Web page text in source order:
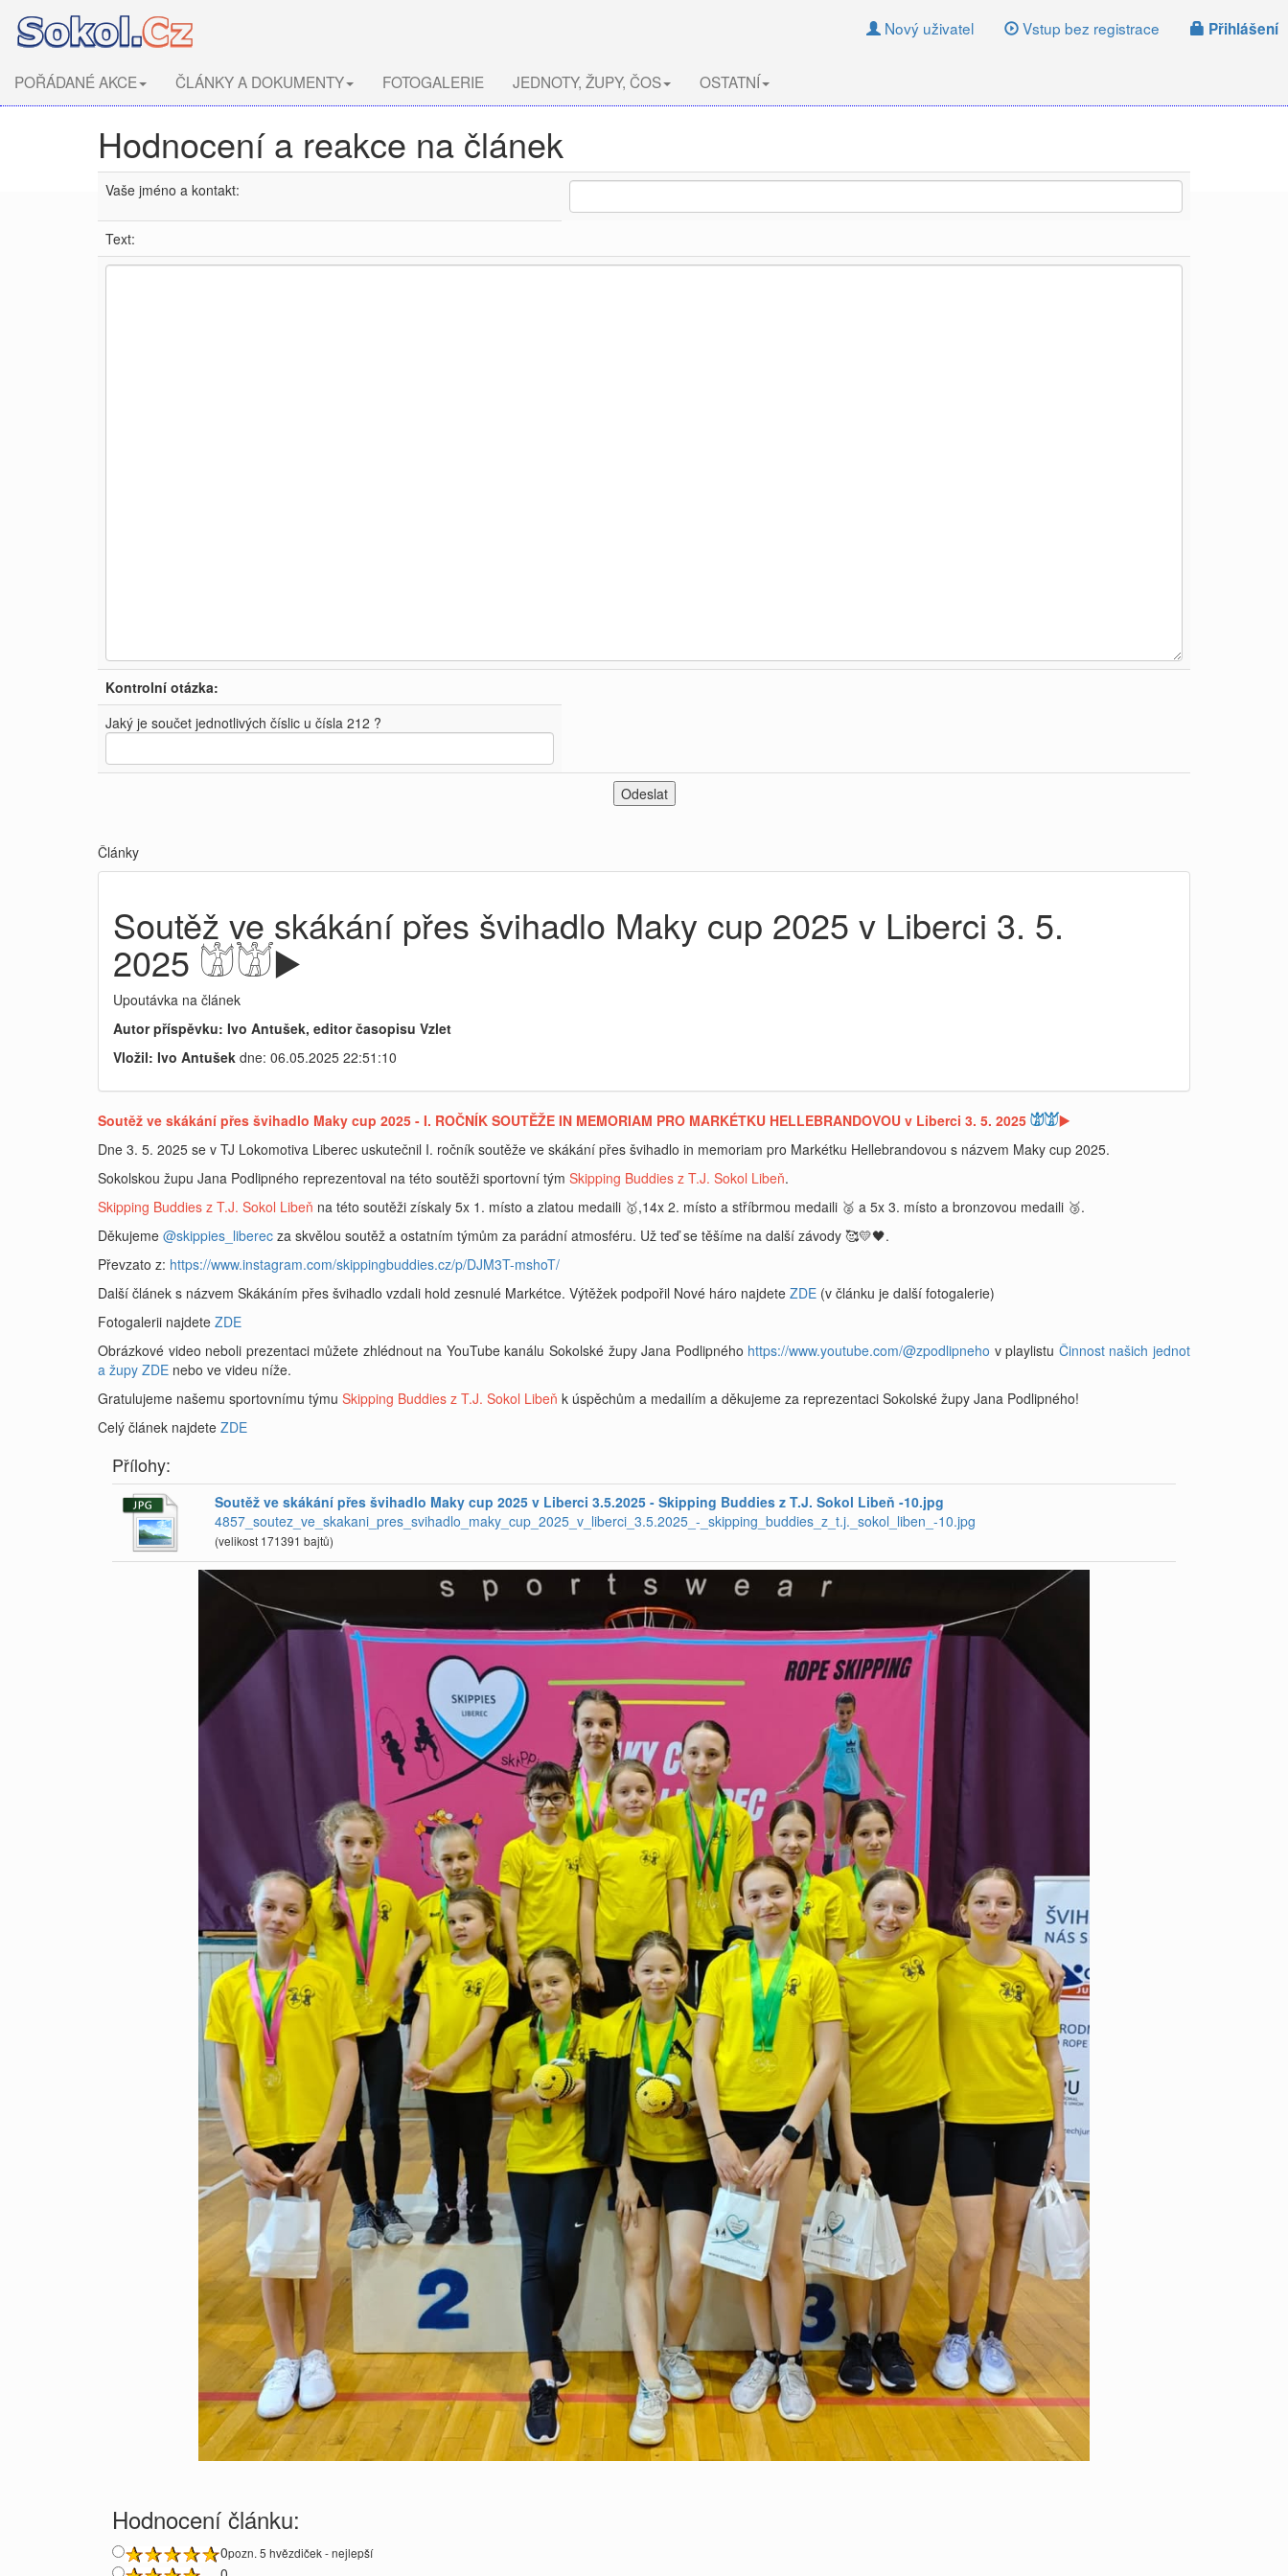
Nový uživatel Vstup bez registrace Přihlášení
POŘÁDANÉ AKCE ČLÁNKY A DOKUMENTY FOTOGALERIE JEDNOTY, ŽUPY, ČOS OSTATNÍ
Hodnocení a reakce na článek
Vaše jméno a kontakt:
Text:
Kontrolní otázka:
Jaký je součet jednotlivých číslic u čísla 212 ?
Články
Soutěž ve skákání přes švihadlo Maky cup 2025 v Liberci 3. 5.
2025 𓀪𓀫▶️
Upoutávka na článek
Autor příspěvku: Ivo Antušek, editor časopisu Vzlet
Vložil: Ivo Antušek dne: 06.05.2025 22:51:10
Soutěž ve skákání přes švihadlo Maky cup 2025 - I. ROČNÍK SOUTĚŽE IN MEMORIAM PRO MARKÉTKU HELLEBRANDOVOU v Liberci 3. 5. 2025 𓀪𓀫▶️
Dne 3. 5. 2025 se v TJ Lokomotiva Liberec uskutečnil I. ročník soutěže ve skákání přes švihadlo in memoriam pro Markétku Hellebrandovou s názvem Maky cup 2025.
Sokolskou župu Jana Podlipného reprezentoval na této soutěži sportovní tým Skipping Buddies z T.J. Sokol Libeň.
Skipping Buddies z T.J. Sokol Libeň na této soutěži získaly 5x 1. místo a zlatou medaili 🥇,14x 2. místo a stříbrmou medaili 🥈 a 5x 3. místo a bronzovou medaili 🥉.
Děkujeme @skippies_liberec za skvělou soutěž a ostatním týmům za parádní atmosféru. Už teď se těšíme na další závody 🥰💛🖤.
Převzato z: https://www.instagram.com/skippingbuddies.cz/p/DJM3T-mshoT/
Další článek s názvem Skákáním přes švihadlo vzdali hold zesnulé Markétce. Výtěžek podpořil Nové háro najdete ZDE (v článku je další fotogalerie)
Fotogalerii najdete ZDE
Obrázkové video neboli prezentaci můžete zhlédnout na YouTube kanálu Sokolské župy Jana Podlipného https://www.youtube.com/@zpodlipneho v playlistu Činnost našich jednot
a župy ZDE nebo ve videu níže.
Gratulujeme našemu sportovnímu týmu Skipping Buddies z T.J. Sokol Libeň k úspěchům a medailím a děkujeme za reprezentaci Sokolské župy Jana Podlipného!
Celý článek najdete ZDE
Přílohy:
Soutěž ve skákání přes švihadlo Maky cup 2025 v Liberci 3.5.2025 - Skipping Buddies z T.J. Sokol Libeň -10.jpg
4857_soutez_ve_skakani_pres_svihadlo_maky_cup_2025_v_liberci_3.5.2025_-_skipping_buddies_z_t.j._sokol_liben_-10.jpg
(velikost 171391 bajtů)
Hodnocení článku:
0pozn. 5 hvězdiček - nejlepší